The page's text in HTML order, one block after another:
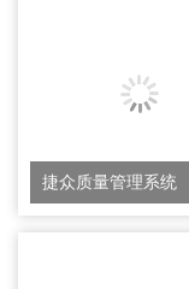
捷众质量管理系统